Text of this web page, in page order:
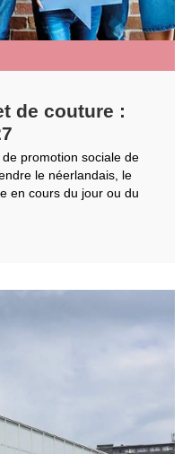
de couture :
promotion sociale de
le néerlandais, le
en cours du jour ou du